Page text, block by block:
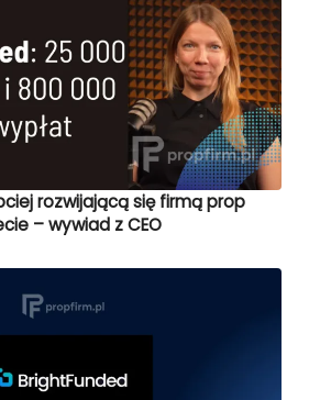
rozwijającą się firmą prop
– wywiad z CEO